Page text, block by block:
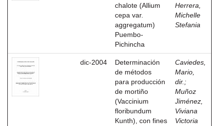
chalote (Allium
cepa var.
aggregatum)
Puembo-
Pichincha
Herrera,
Michelle
Stefania
dic-2004
Determinación
de métodos
para producción
de mortiño
(Vaccinium
floribundum
Kunth), con fines
Caviedes,
Mario,
dir. ;
Muñoz
Jiménez,
Viviana
Victoria